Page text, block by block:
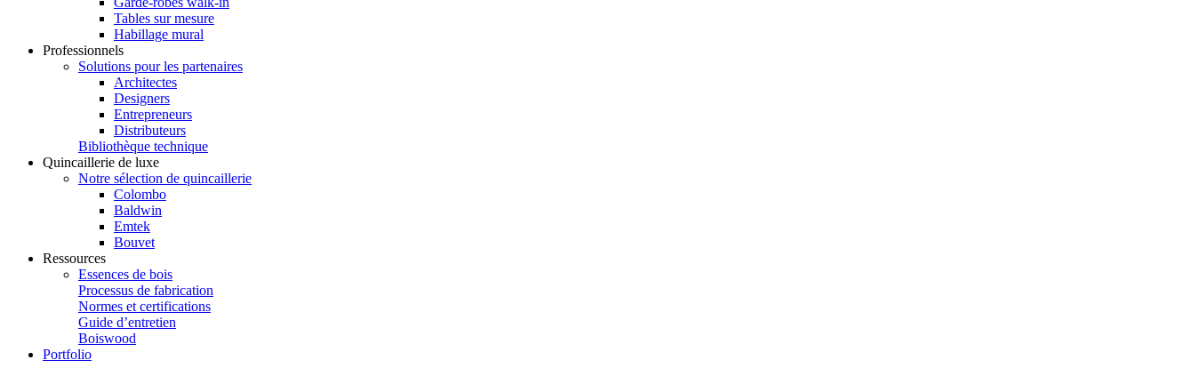
Tables sur mesure
Habillage mural
Professionnels
Solutions pour les partenaires
Architectes
Designers
Entrepreneurs
Distributeurs
Bibliothèque technique
Quincaillerie de luxe
Notre sélection de quincaillerie
Colombo
Baldwin
Emtek
Bouvet
Ressources
Essences de bois
Processus de fabrication
Normes et certifications
Guide d’entretien
Boiswood
Portfolio